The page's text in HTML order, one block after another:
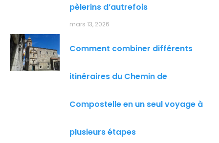
pèlerins d’autrefois
mars 13, 2026
Comment combiner différents
itinéraires du Chemin de
Compostelle en un seul voyage à
plusieurs étapes